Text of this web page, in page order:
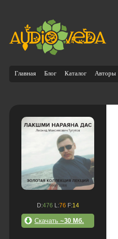
Главная Блог Каталог Авторы
D:476 L:76 F:14
Скачать ~30 Мб.